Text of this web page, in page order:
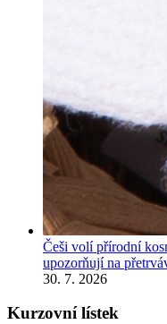
Češi volí přírodní
upozorňují na
30. 7. 2026
Kurzovní lístek